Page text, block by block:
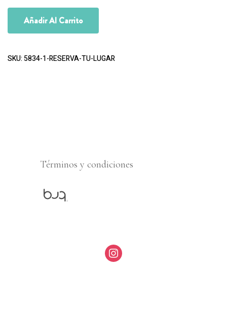
Añadir Al Carrito
SKU:5834-1-RESERVA-TU-LUGAR
Términos y condiciones
instagram